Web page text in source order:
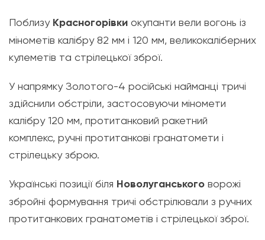
Поблизу Красногорівки окупанти вели вогонь із
мінометів калібру 82 мм і 120 мм, великокаліберних
кулеметів та стрілецької зброї.
У напрямку Золотого-4 російські найманці тричі
здійснили обстріли, застосовуючи міномети
калібру 120 мм, протитанковий ракетний
комплекс, ручні протитанкові гранатомети і
стрілецьку зброю.
Українські позиції біля Новолуганського ворожі
збройні формування тричі обстрілювали з ручних
протитанкових гранатометів і стрілецької зброї.